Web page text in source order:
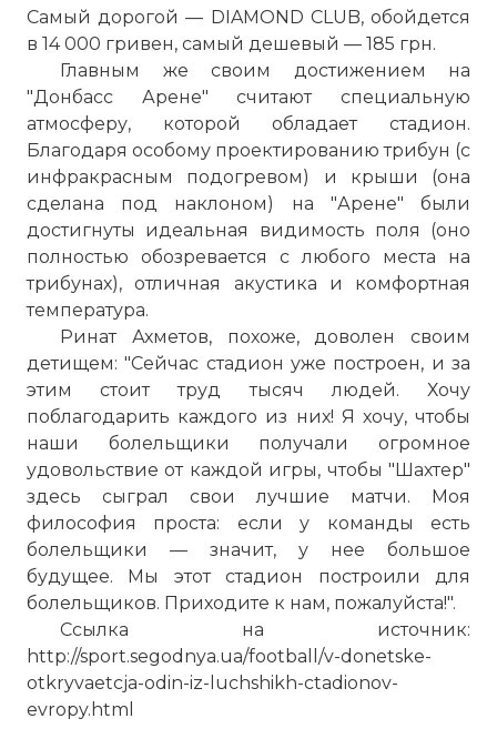
Самый дорогой — DIAMOND CLUB, обойдется
в 14 000 гривен, самый дешевый — 185 грн.
Главным же своим достижением на
"Донбасс Арене" считают специальную
атмосферу, которой обладает стадион.
Благодаря особому проектированию трибун (с
инфракрасным подогревом) и крыши (она
сделана под наклоном) на "Арене" были
достигнуты идеальная видимость поля (оно
полностью обозревается с любого места на
трибунах), отличная акустика и комфортная
температура.
Ринат Ахметов, похоже, доволен своим
детищем: "Сейчас стадион уже построен, и за
этим стоит труд тысяч людей. Хочу
поблагодарить каждого из них! Я хочу, чтобы
наши болельщики получали огромное
удовольствие от каждой игры, чтобы "Шахтер"
здесь сыграл свои лучшие матчи. Моя
философия проста: если у команды есть
болельщики — значит, у нее большое
будущее. Мы этот стадион построили для
болельщиков. Приходите к нам, пожалуйста!".
Ссылка на источник:
http://sport.segodnya.ua/football/v-donetske-
otkryvaetcja-odin-iz-luchshikh-ctadionov-
evropy.html
Визитная карточка Донецка — один из
лучших футбольных стадионов Европы
«Донбасс Арена» и Гранитный мяч
Фото статьи: